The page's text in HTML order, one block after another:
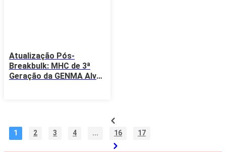
Atualização Pós-
Breakbulk: MHC de 3ª
Geração da GENMA Alvo
1 2 3 4 ... 16 17